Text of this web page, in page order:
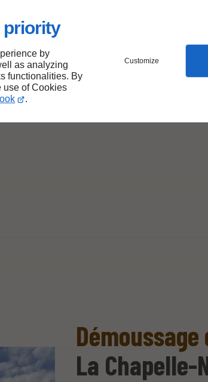
priority
by
as analyzing
functionalities. By
use of Cookies
.
Customize
La Chapelle-